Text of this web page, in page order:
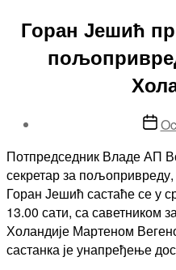
Горан Јешић
Post
Потпредседник Владе АП
секретар за
Горан Јешић састаће се у
13.00 сати, са саветником
Холандије Мартеном
састанка је унапређење